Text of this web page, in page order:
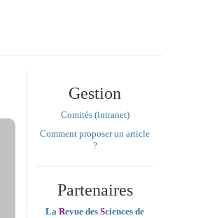
Gestion
Comités (intranet)
Comment proposer un article
?
Partenaires
La Revue des Sciences de